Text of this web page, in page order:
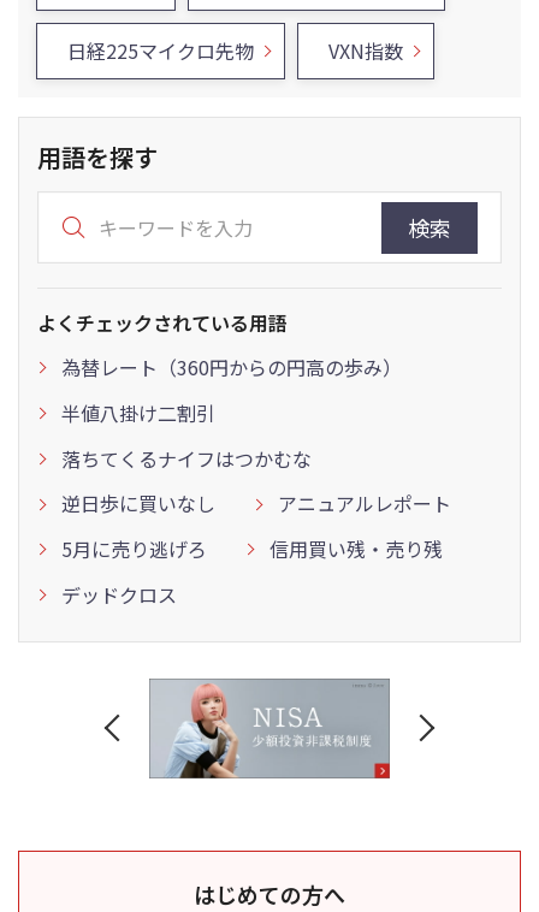
日経225マイクロ先物 VXN指数
用語を探す
検索
よくチェックされている用語
為替レート（360円からの円高の歩み）
半値八掛け二割引
落ちてくるナイフはつかむな
逆日歩に買いなし
アニュアルレポート
5月に売り逃げろ
信用買い残・売り残
デッドクロス
はじめての方へ